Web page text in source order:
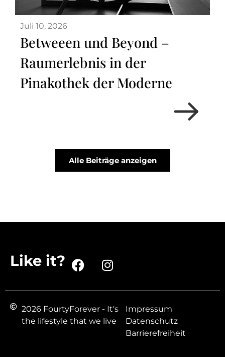
Juli 10, 2026
Betweeen und Beyond –
Raumerlebnis in der
Pinakothek der Moderne
Alle Beiträge anzeigen
Like it?
2026 FourtyForever - It's
the lifestyle that we live
Impressum
Datenschutz
Barrierefreiheit